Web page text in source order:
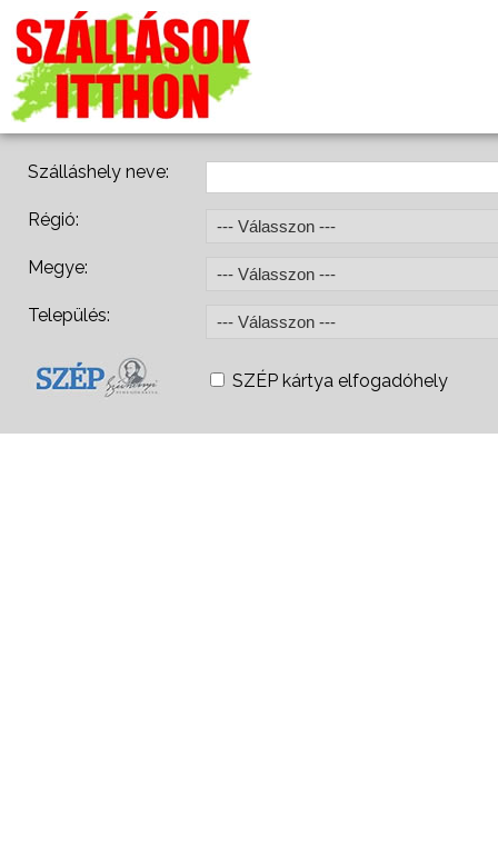
Szálláshely neve:
Régió:
Megye:
Település:
SZÉP kártya elfogadóhely